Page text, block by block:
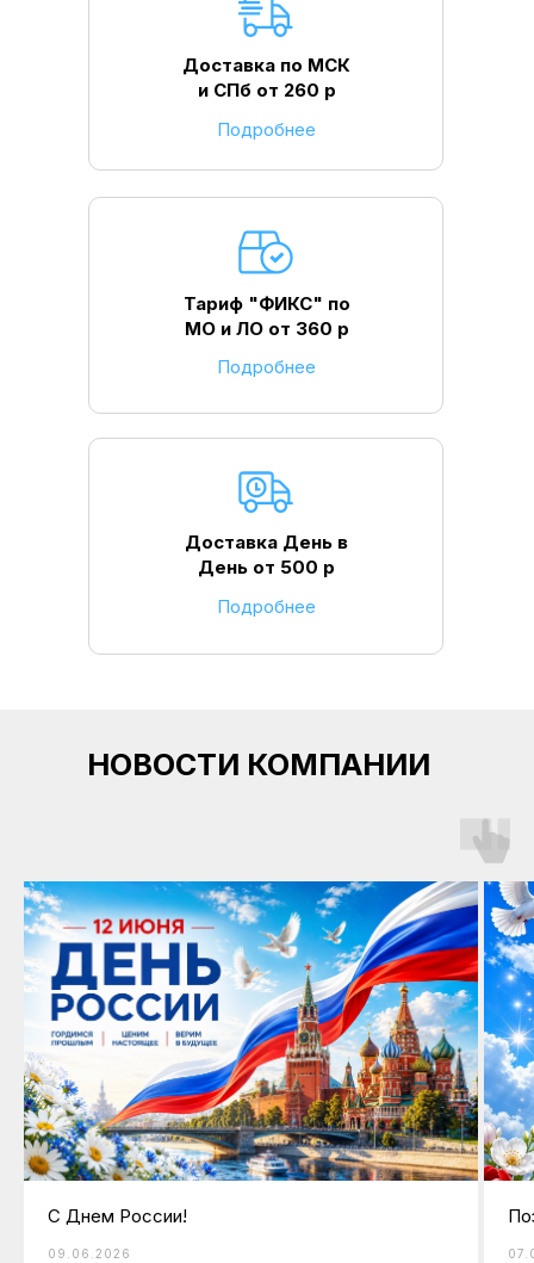
Доставка по МСК
и СПб от 260 р
Подробнее
Доставка День в
День от 500 р
Подробнее
Тариф "ФИКС" по
МО и ЛО от 360 р
Подробнее
НОВОСТИ КОМПАНИИ
С Днем России!
09.06.2026